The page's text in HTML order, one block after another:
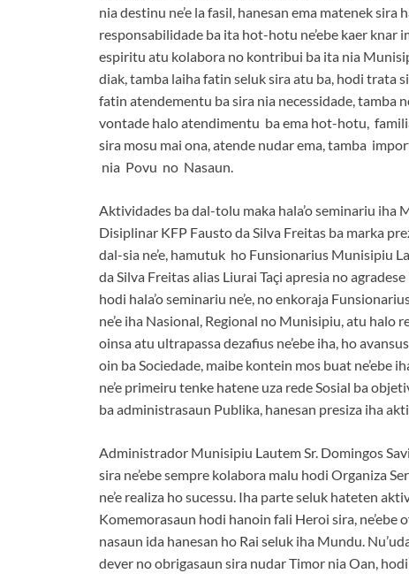
nia destinu ne’e la fasil, hanesan ema matenek
responsabilidade ba ita hot-hotu ne’ebe kaer
espiritu atu kolabora no kontribui ba ita nia
diak, tamba laiha fatin seluk sira atu ba, hodi trata
fatin atendementu ba sira nia necessidade, tamba
vontade halo atendimentu ba ema hot-hotu,
sira mosu mai ona, atende nudar ema, tamba
nia Povu no Nasaun.
Aktividades ba dal-tolu maka hala’o seminariu
Disiplinar KFP Fausto da Silva Freitas ba marka
dal-sia ne’e, hamutuk ho Funsionarius Munisipiu
da Silva Freitas alias Liurai Taçi apresia no
hodi hala’o seminariu ne’e, no enkoraja
ne’e iha Nasional, Regional no Munisipiu, atu halo
oinsa atu ultrapassa dezafius ne’ebe iha, ho
oin ba Sociedade, maibe kontein mos buat ne’ebe
ne’e primeiru tenke hatene uza rede Sosial ba
ba administrasaun Publika, hanesan presiza iha
Administrador Munisipiu Lautem Sr. Domingos
sira ne’ebe sempre kolabora malu hodi Organiza
ne’e realiza ho sucessu. Iha parte seluk hateten
Komemorasaun hodi hanoin fali Heroi sira, ne’ebe
nasaun ida hanesan ho Rai seluk iha Mundu.
dever no obrigasaun sira nudar Timor nia Oan,